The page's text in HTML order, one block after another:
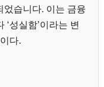
었습니다. 이는 금융
‘성실함’이라는 변
다.